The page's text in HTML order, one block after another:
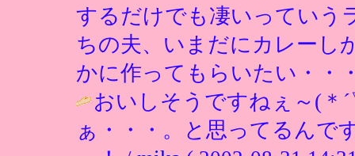
するだけでも凄いっていう
ちの夫、いまだにカレーし
かに作ってもらいたい・・
おいしそうですねぇ～(＊
ぁ・・・。と思ってるんで